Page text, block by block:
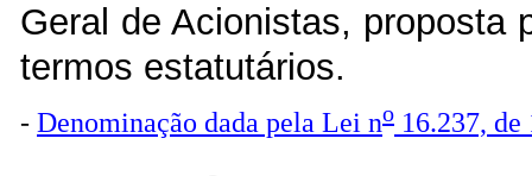
Geral de Acionistas, proposta
termos estatutários.
- Denominação dada pela Lei no 16.237,